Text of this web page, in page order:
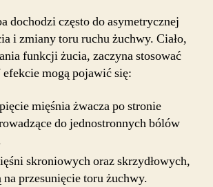
dochodzi często do asymetrycznej
i zmiany toru ruchu żuchwy. Ciało,
funkcji żucia, zaczyna stosować
mogą pojawić się:
mięśnia żwacza po stronie
do jednostronnych bólów
skroniowych oraz skrzydłowych,
przesunięcie toru żuchwy.